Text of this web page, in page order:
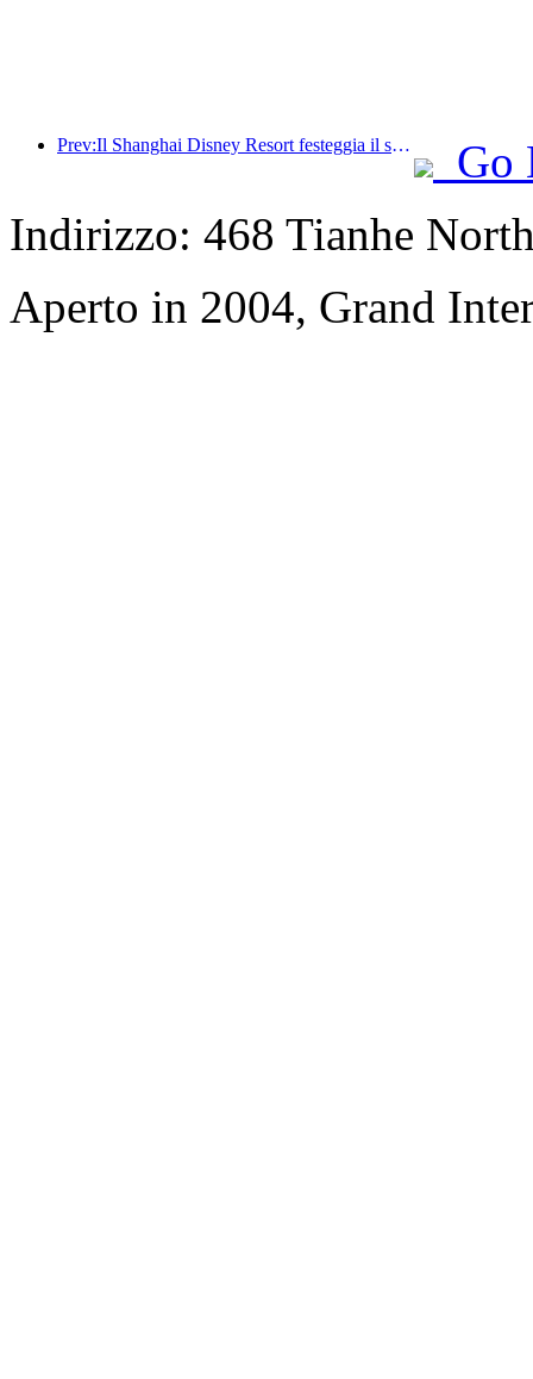
Prev:Il Shanghai Disney Resort festeggia il suo decimo anniversario, avendo accolto finora oltre 100 milioni di visitatori.
Go
Indirizzo: 468 Tianhe
Aperto in 2004, Grand